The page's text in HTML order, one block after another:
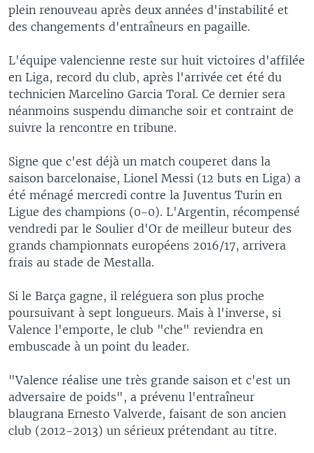
plein renouveau après deux années d'instabilité et
des changements d'entraîneurs en pagaille.
L'équipe valencienne reste sur huit victoires d'affilée
en Liga, record du club, après l'arrivée cet été du
technicien Marcelino Garcia Toral. Ce dernier sera
néanmoins suspendu dimanche soir et contraint de
suivre la rencontre en tribune.
Signe que c'est déjà un match couperet dans la
saison barcelonaise, Lionel Messi (12 buts en Liga) a
été ménagé mercredi contre la Juventus Turin en
Ligue des champions (0-0). L'Argentin, récompensé
vendredi par le Soulier d'Or de meilleur buteur des
grands championnats européens 2016/17, arrivera
frais au stade de Mestalla.
Si le Barça gagne, il reléguera son plus proche
poursuivant à sept longueurs. Mais à l'inverse, si
Valence l'emporte, le club "che" reviendra en
embuscade à un point du leader.
"Valence réalise une très grande saison et c'est un
adversaire de poids", a prévenu l'entraîneur
blaugrana Ernesto Valverde, faisant de son ancien
club (2012-2013) un sérieux prétendant au titre.